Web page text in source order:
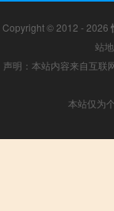
Copyright © 2012 - 2026
站
声明：本站内容来自互联
本站仅为